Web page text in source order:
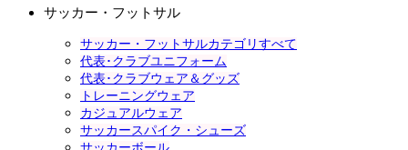
サッカー・フットサル
サッカー・フットサルカテゴリすべて
代表･クラブユニフォーム
代表･クラブウェア＆グッズ
トレーニングウェア
カジュアルウェア
サッカースパイク・シューズ